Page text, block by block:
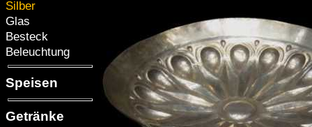
Silber
Glas
Besteck
Beleuchtung
Speisen
Getränke